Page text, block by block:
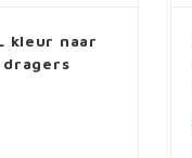
kleur naar